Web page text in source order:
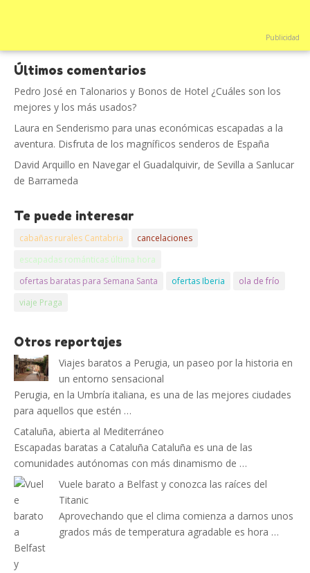
Publicidad
Últimos comentarios
Pedro José en Talonarios y Bonos de Hotel ¿Cuáles son los
mejores y los más usados?
Laura en Senderismo para unas económicas escapadas a la
aventura. Disfruta de los magníficos senderos de España
David Arquillo en Navegar el Guadalquivir, de Sevilla a Sanlucar
de Barrameda
Te puede interesar
cabañas rurales Cantabria
cancelaciones
escapadas románticas última hora
ofertas baratas para Semana Santa
ofertas Iberia
ola de frío
viaje Praga
Otros reportajes
Viajes baratos a Perugia, un paseo por la historia en
un entorno sensacional
Perugia, en la Umbría italiana, es una de las mejores ciudades
para aquellos que estén …
Cataluña, abierta al Mediterráneo
Escapadas baratas a Cataluña Cataluña es una de las
comunidades autónomas con más dinamismo de …
Vuele barato a Belfast y conozca las raíces del
Titanic
Aprovechando que el clima comienza a darnos unos
grados más de temperatura agradable es hora …